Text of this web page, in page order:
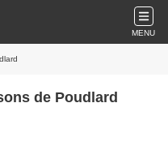
MENU
de Poudlard